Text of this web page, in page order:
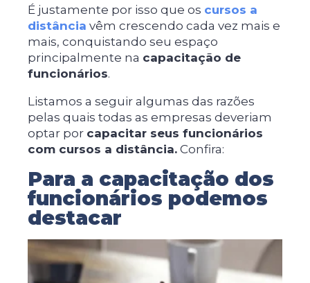
É justamente por isso que os cursos a
distância vêm crescendo cada vez mais e
mais, conquistando seu espaço
principalmente na capacitação de
funcionários.
Listamos a seguir algumas das razões
pelas quais todas as empresas deveriam
optar por capacitar seus funcionários
com cursos a distância. Confira:
Para a capacitação dos
funcionários podemos
destacar